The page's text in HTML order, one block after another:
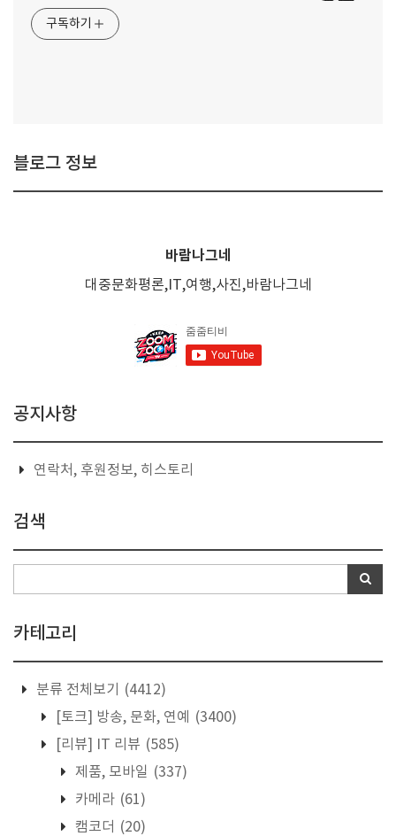
구독하기
블로그 정보
바람나그네
대중문화평론,IT,여행,사진,바람나그네
공지사항
연락처, 후원정보, 히스토리
검색
카테고리
분류 전체보기
(4412)
[토크] 방송, 문화, 연예
(3400)
[리뷰] IT 리뷰 (585)
제품, 모바일 (337)
카메라 (61)
캠코더 (20)